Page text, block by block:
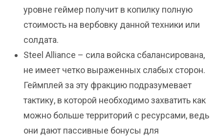
уровне геймер получит в копилку полную
стоимость на вербовку данной техники или
солдата.
Steel Alliance – сила войска сбалансирована,
не имеет четко выраженных слабых сторон.
Геймплей за эту фракцию подразумевает
тактику, в которой необходимо захватить как
можно больше территорий с ресурсами, ведь
они дают пассивные бонусы для